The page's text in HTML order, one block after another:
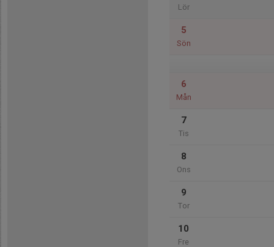
Lör
5
Sön
6
Mån
7
Tis
8
Ons
9
Tor
10
Fre